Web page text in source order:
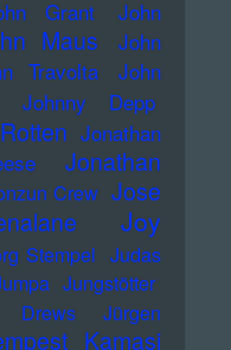
Grant
John
Maus
John
Travolta
John
Johnny Depp
Jonathan
Jonathan
Crew Jose
Joy
Stempel Judas
Jungstötter
Drews
Jürgen
Kamasi